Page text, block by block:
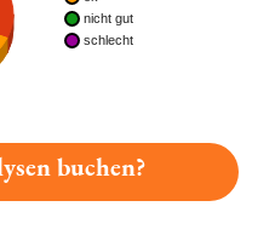
nicht gut
schlecht
buchen?